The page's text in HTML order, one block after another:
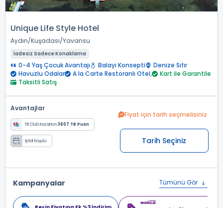
Unique Life Style Hotel
Aydın Kuşadası Yavansu
İadesiz Sadece Konaklama
0-4 Yaş Çocuk Avantajı Balayı Konsepti
Denize Sıfır
Havuzlu Odalar
A la Carte Restoranlı Otel,
Kart ile Garantile
Taksitli Satış
Avantajlar
TB Club Kazancın3607 TB Puan
İptal Koşulu
Fiyat için tarih seçmelisiniz
Tarih Seçiniz
Kampanyalar Tümünü Gör